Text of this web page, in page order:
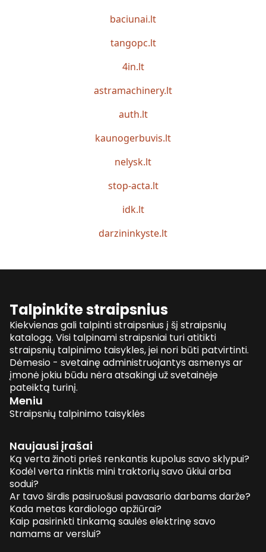
baciunai.lt
tangopc.lt
4in.lt
astramachinery.lt
auth.lt
kaunogerbuvis.lt
nelysk.lt
stop-acta.lt
idk.lt
darzininkyste.lt
Talpinkite straipsnius
Kiekvienas gali talpinti straipsnius į šį straipsnių
katalogą. Visi talpinami straipsniai turi atitikti
straipsnių talpinimo taisykles, jei nori būti patvirtinti.
Dėmesio - svetainę administruojantys asmenys ar
įmonė jokiu būdu nėra atsakingi už svetainėje
pateiktą turinį.
Meniu
Straipsnių talpinimo taisyklės
Naujausi įrašai
Ką verta žinoti prieš renkantis kupolus savo sklypui?
Kodėl verta rinktis mini traktorių savo ūkiui arba
sodui?
Ar tavo širdis pasiruošusi pavasario darbams darže?
Kada metas kardiologo apžiūrai?
Kaip pasirinkti tinkamą saulės elektrinę savo
namams ar verslui?